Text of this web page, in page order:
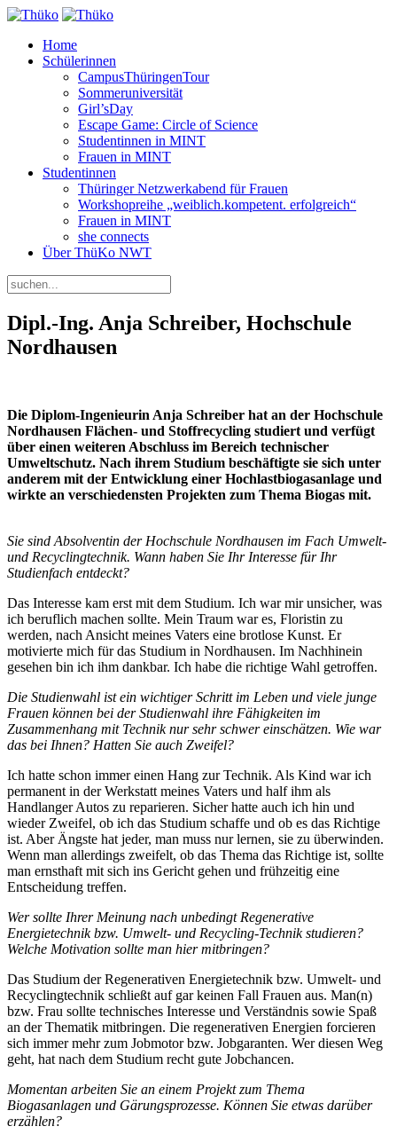
Home
Schülerinnen
CampusThüringenTour
Sommeruniversität
Girl’sDay
Escape Game: Circle of Science
Studentinnen in MINT
Frauen in MINT
Studentinnen
Thüringer Netzwerkabend für Frauen
Workshopreihe „weiblich.kompetent. erfolgreich“
Frauen in MINT
she connects
Über ThüKo NWT
Dipl.-Ing. Anja Schreiber, Hochschule
Nordhausen
Die Diplom-Ingenieurin Anja Schreiber hat an der Hochschule
Nordhausen Flächen- und Stoffrecycling studiert und verfügt
über einen weiteren Abschluss im Bereich technischer
Umweltschutz. Nach ihrem Studium beschäftigte sie sich unter
anderem mit der Entwicklung einer Hochlastbiogasanlage und
wirkte an verschiedensten Projekten zum Thema Biogas mit.
Sie sind Absolventin der Hochschule Nordhausen im Fach Umwelt-
und Recyclingtechnik. Wann haben Sie Ihr Interesse für Ihr
Studienfach entdeckt?
Das Interesse kam erst mit dem Studium. Ich war mir unsicher, was
ich beruflich machen sollte. Mein Traum war es, Floristin zu
werden, nach Ansicht meines Vaters eine brotlose Kunst. Er
motivierte mich für das Studium in Nordhausen. Im Nachhinein
gesehen bin ich ihm dankbar. Ich habe die richtige Wahl getroffen.
Die Studienwahl ist ein wichtiger Schritt im Leben und viele junge
Frauen können bei der Studienwahl ihre Fähigkeiten im
Zusammenhang mit Technik nur sehr schwer einschätzen. Wie war
das bei Ihnen? Hatten Sie auch Zweifel?
Ich hatte schon immer einen Hang zur Technik. Als Kind war ich
permanent in der Werkstatt meines Vaters und half ihm als
Handlanger Autos zu reparieren. Sicher hatte auch ich hin und
wieder Zweifel, ob ich das Studium schaffe und ob es das Richtige
ist. Aber Ängste hat jeder, man muss nur lernen, sie zu überwinden.
Wenn man allerdings zweifelt, ob das Thema das Richtige ist, sollte
man ernsthaft mit sich ins Gericht gehen und frühzeitig eine
Entscheidung treffen.
Wer sollte Ihrer Meinung nach unbedingt Regenerative
Energietechnik bzw. Umwelt- und Recycling-Technik studieren?
Welche Motivation sollte man hier mitbringen?
Das Studium der Regenerativen Energietechnik bzw. Umwelt- und
Recyclingtechnik schließt auf gar keinen Fall Frauen aus. Man(n)
bzw. Frau sollte technisches Interesse und Verständnis sowie Spaß
an der Thematik mitbringen. Die regenerativen Energien forcieren
sich immer mehr zum Jobmotor bzw. Jobgaranten. Wer diesen Weg
geht, hat nach dem Studium recht gute Jobchancen.
Momentan arbeiten Sie an einem Projekt zum Thema
Biogasanlagen und Gärungsprozesse. Können Sie etwas darüber
erzählen?